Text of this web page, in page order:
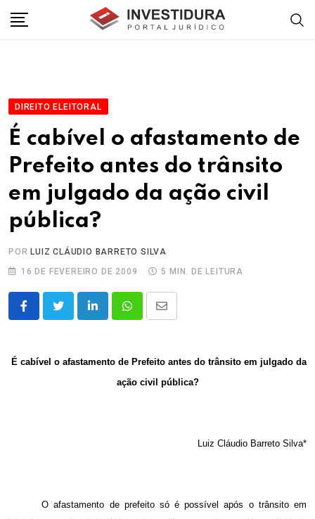
DIREITO ELEITORAL
É cabível o afastamento de
Prefeito antes do trânsito
em julgado da ação civil
pública?
POR LUIZ CLÁUDIO BARRETO SILVA
16 DE FEVEREIRO DE 2009
5 MIN. DE LEITURA
LinkedInWhatsappShare
É cabível o afastamento de Prefeito antes do trânsito em julgado da
ação civil pública?
Luiz Cláudio Barreto Silva*
O afastamento de prefeito só é possível após o trânsito em